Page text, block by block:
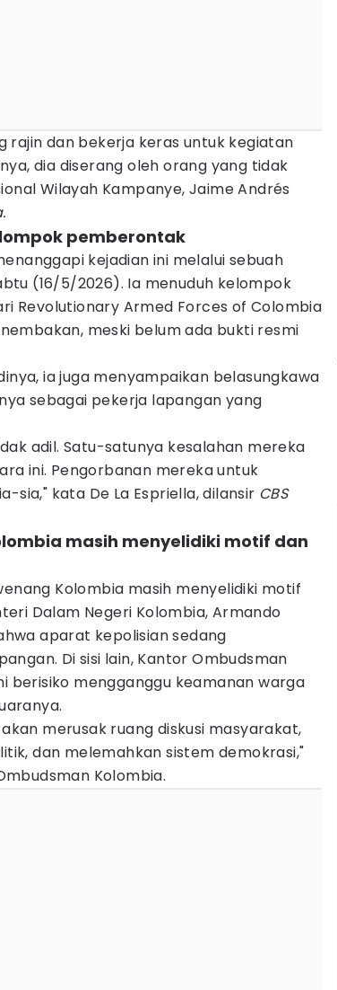
rajin dan bekerja keras untuk kegiatan
dia diserang oleh orang yang tidak
Wilayah Kampanye, Jaime Andrés
pemberontak
kejadian ini melalui sebuah
(16/5/2026). Ia menuduh kelompok
Revolutionary Armed Forces of Colombia
meski belum ada bukti resmi
ia juga menyampaikan belasungkawa
sebagai pekerja lapangan yang
adil. Satu-satunya kesalahan mereka
ini. Pengorbanan mereka untuk
sia," kata De La Espriella, dilansir CBS
masih menyelidiki motif dan
Kolombia masih menyelidiki motif
Dalam Negeri Kolombia, Armando
aparat kepolisian sedang
Di sisi lain, Kantor Ombudsman
berisiko mengganggu keamanan warga
merusak ruang diskusi masyarakat,
dan melemahkan sistem demokrasi,"
Kolombia.